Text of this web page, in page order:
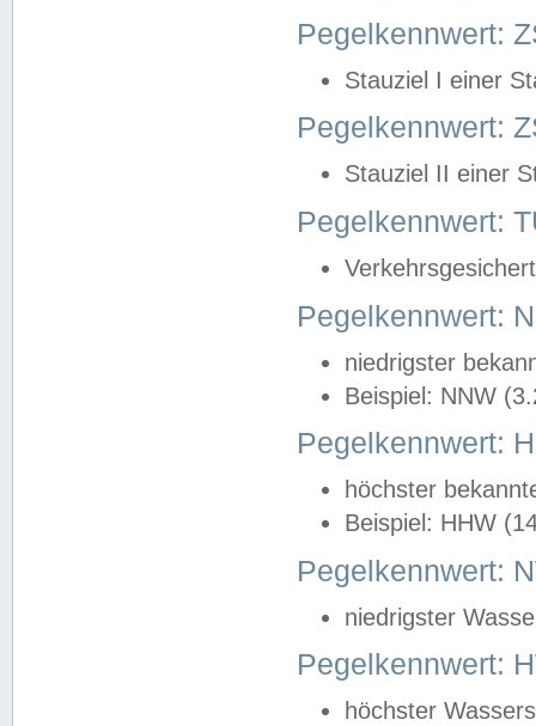
Pegelkennwert:
Stauziel I einer
Pegelkennwert:
Stauziel II einer
Pegelkennwert:
Pegelkennwert:
niedrigster
Beispiel: NNW
Pegelkennwert:
höchster
Beispiel: HHW
Pegelkennwert:
niedrigster
Pegelkennwert:
höchster